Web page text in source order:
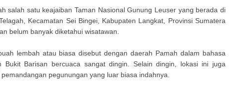
salah satu keajaiban Taman Nasional Gunung Leuser yang berada di
Kecamatan Sei Bingei, Kabupaten Langkat, Provinsi Sumatera
belum banyak diketahui wisatawan.
lembah atau biasa disebut dengan daerah Pamah dalam bahasa
Bukit Barisan bercuaca sangat dingin. Selain dingin, lokasi ini juga
pegunungan yang luar biasa indahnya.